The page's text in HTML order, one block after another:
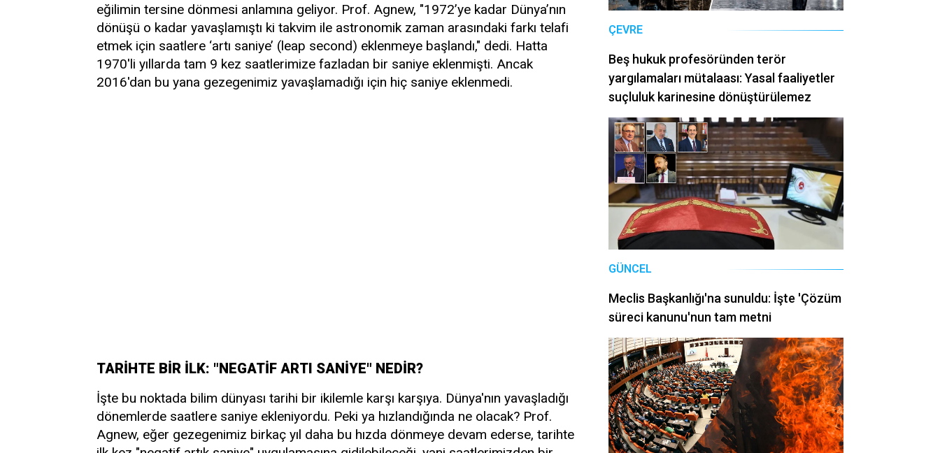
eğilimin tersine dönmesi anlamına geliyor. Prof. Agnew, "1972’ye kadar Dünya’nın
dönüşü o kadar yavaşlamıştı ki takvim ile astronomik zaman arasındaki farkı telafi
etmek için saatlere ‘artı saniye’ (leap second) eklenmeye başlandı," dedi. Hatta
1970'li yıllarda tam 9 kez saatlerimize fazladan bir saniye eklenmişti. Ancak
2016'dan bu yana gezegenimiz yavaşlamadığı için hiç saniye eklenmedi.
TARİHTE BİR İLK: "NEGATİF ARTI SANİYE" NEDİR?
İşte bu noktada bilim dünyası tarihi bir ikilemle karşı karşıya. Dünya'nın yavaşladığı
dönemlerde saatlere saniye ekleniyordu. Peki ya hızlandığında ne olacak? Prof.
Agnew, eğer gezegenimiz birkaç yıl daha bu hızda dönmeye devam ederse, tarihte
ÇEVRE
Beş hukuk profesöründen terör
yargılamaları mütalaası: Yasal faaliyetler
suçluluk karinesine dönüştürülemez
GÜNCEL
Meclis Başkanlığı'na sunuldu: İşte 'Çözüm
süreci kanunu'nun tam metni